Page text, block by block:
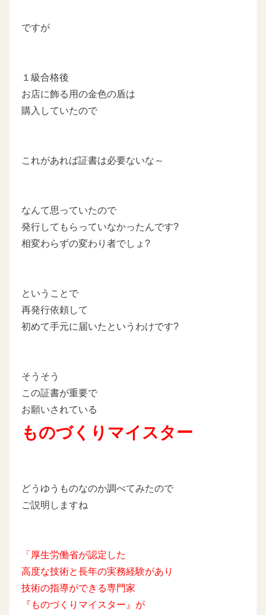
ですが
１級合格後
お店に飾る用の金色の盾は
購入していたので
これがあれば証書は必要ないな～
なんて思っていたので
発行してもらっていなかったんです?
相変わらずの変わり者でしょ?
ということで
再発行依頼して
初めて手元に届いたというわけです?
そうそう
この証書が重要で
お願いされている
ものづくりマイスター
どうゆうものなのか調べてみたので
ご説明しますね
「厚生労働省が認定した
高度な技術と長年の実務経験があり
技術の指導ができる専門家
『ものづくりマイスター』が